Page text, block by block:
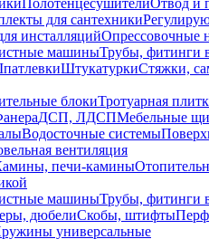
ПолотенцесушителиОтвод и
для сантехники
инсталляцийОпрессовочные
машиныТрубы, фитинги
ШтукатуркиСтяжки,
блокиТротуарная
ДСП, ЛДСПМебельные
Водосточные системы
вентиляция
печи-камины
машиныТрубы, фитинги
дюбелиСкобы, штифты
универсальные